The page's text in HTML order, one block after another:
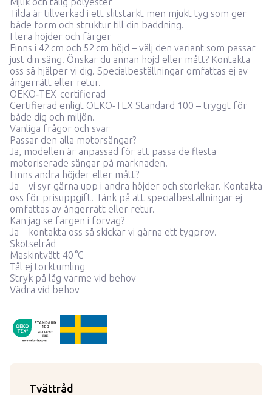
Tilda är tillverkad i ett slitstarkt men mjukt tyg som ger
både form och struktur till din bäddning.
Flera höjder och färger
Finns i 42 cm och 52 cm höjd – välj den variant som passar
just din säng. Önskar du annan höjd eller mått? Kontakta
oss så hjälper vi dig. Specialbeställningar omfattas ej av
ångerrätt eller retur.
OEKO‑TEX-certifierad
Certifierad enligt OEKO‑TEX Standard 100 – tryggt för
både dig och miljön.
Vanliga frågor och svar
Passar den alla motorsängar?
Ja, modellen är anpassad för att passa de flesta
motoriserade sängar på marknaden.
Finns andra höjder eller mått?
Ja – vi syr gärna upp i andra höjder och storlekar. Kontakta
oss för prisuppgift. Tänk på att specialbeställningar ej
omfattas av ångerrätt eller retur.
Kan jag se färgen i förväg?
Ja – kontakta oss så skickar vi gärna ett tygprov.
Skötselråd
Maskintvätt 40 °C
Tål ej torktumling
Stryk på låg värme vid behov
Vädra vid behov
OekoTex110792
SE-11-0792
RISE
Tvättråd